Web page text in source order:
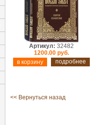
Артикул: 32482
1200.00 руб.
подробнее
<< Вернуться назад